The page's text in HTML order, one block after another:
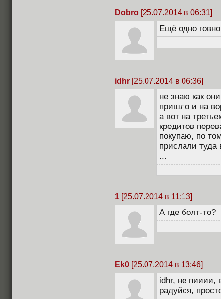
Dobro [25.07.2014 в 06:31]
Ещё одно
idhr [25.07.2014 в 06:36]
не знаю как
пришло и на
а вот на
кредитов
покупаю, по
прислали туда
...
1 [25.07.2014 в 11:13]
А где болт-то?
Ek0 [25.07.2014 в 13:46]
idhr, не пииии,
радуйся,